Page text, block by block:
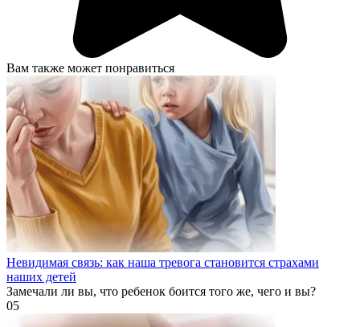
Вам также может понравиться
Невидимая связь: как наша тревога становится страхами
наших детей
Замечали ли вы, что ребенок боится того же, чего и вы?
05